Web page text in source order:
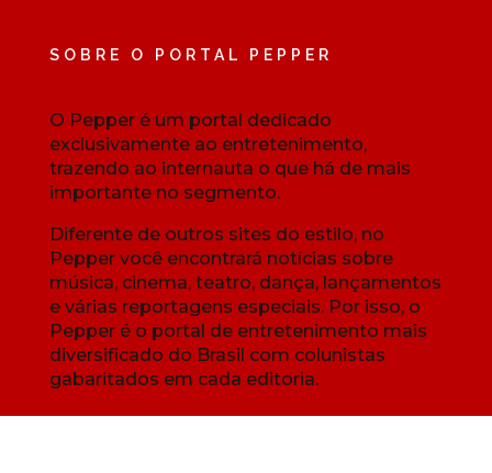
SOBRE O PORTAL PEPPER
O Pepper é um portal dedicado
exclusivamente ao entretenimento,
trazendo ao internauta o que há de mais
importante no segmento.
Diferente de outros sites do estilo, no
Pepper você encontrará notícias sobre
música, cinema, teatro, dança, lançamentos
e várias reportagens especiais. Por isso, o
Pepper é o portal de entretenimento mais
diversificado do Brasil com colunistas
gabaritados em cada editoria.